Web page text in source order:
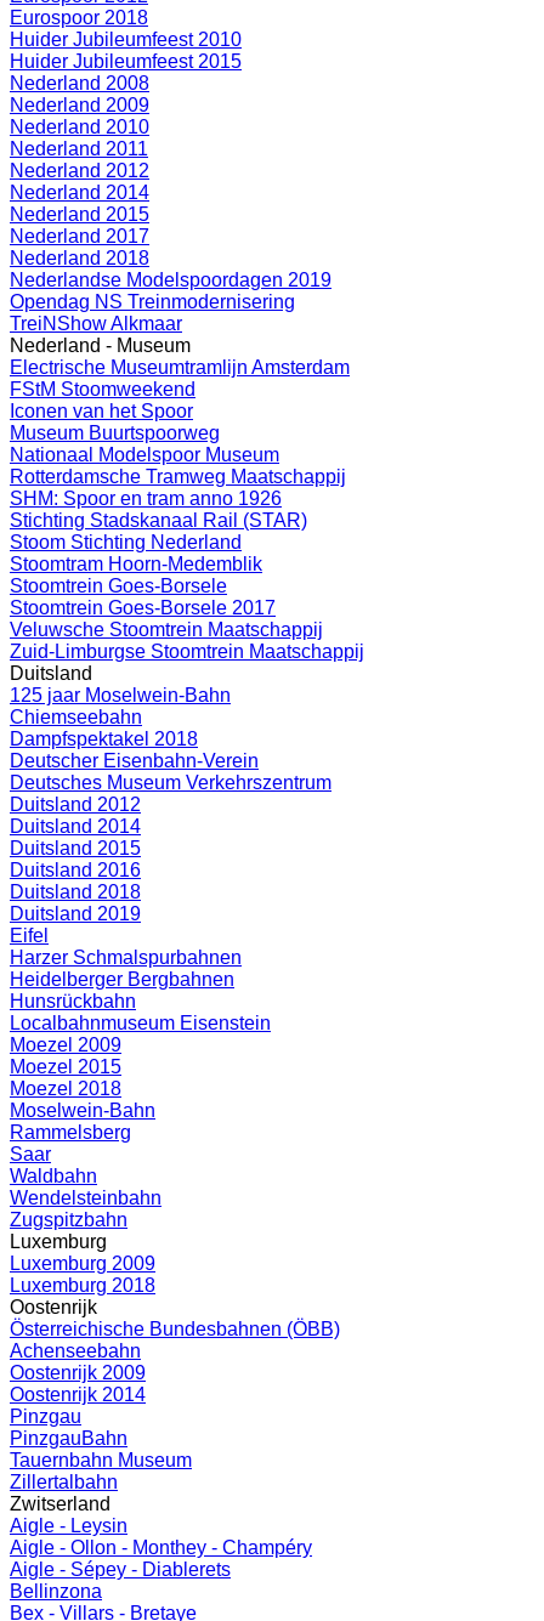
Eurospoor 2018
Huider Jubileumfeest 2010
Huider Jubileumfeest 2015
Nederland 2008
Nederland 2009
Nederland 2010
Nederland 2011
Nederland 2012
Nederland 2014
Nederland 2015
Nederland 2017
Nederland 2018
Nederlandse Modelspoordagen 2019
Opendag NS Treinmodernisering
TreiNShow Alkmaar
Nederland - Museum
Electrische Museumtramlijn Amsterdam
FStM Stoomweekend
Iconen van het Spoor
Museum Buurtspoorweg
Nationaal Modelspoor Museum
Rotterdamsche Tramweg Maatschappij
SHM: Spoor en tram anno 1926
Stichting Stadskanaal Rail (STAR)
Stoom Stichting Nederland
Stoomtram Hoorn-Medemblik
Stoomtrein Goes-Borsele
Stoomtrein Goes-Borsele 2017
Veluwsche Stoomtrein Maatschappij
Zuid-Limburgse Stoomtrein Maatschappij
Duitsland
125 jaar Moselwein-Bahn
Chiemseebahn
Dampfspektakel 2018
Deutscher Eisenbahn-Verein
Deutsches Museum Verkehrszentrum
Duitsland 2012
Duitsland 2014
Duitsland 2015
Duitsland 2016
Duitsland 2018
Duitsland 2019
Eifel
Harzer Schmalspurbahnen
Heidelberger Bergbahnen
Hunsrückbahn
Localbahnmuseum Eisenstein
Moezel 2009
Moezel 2015
Moezel 2018
Moselwein-Bahn
Rammelsberg
Saar
Waldbahn
Wendelsteinbahn
Zugspitzbahn
Luxemburg
Luxemburg 2009
Luxemburg 2018
Oostenrijk
Österreichische Bundesbahnen (ÖBB)
Achenseebahn
Oostenrijk 2009
Oostenrijk 2014
Pinzgau
PinzgauBahn
Tauernbahn Museum
Zillertalbahn
Zwitserland
Aigle - Leysin
Aigle - Ollon - Monthey - Champéry
Aigle - Sépey - Diablerets
Bellinzona
Bex - Villars - Bretaye